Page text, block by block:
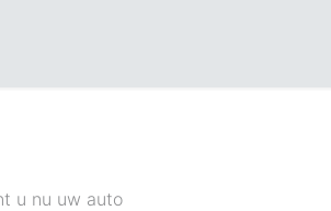
u nu uw auto